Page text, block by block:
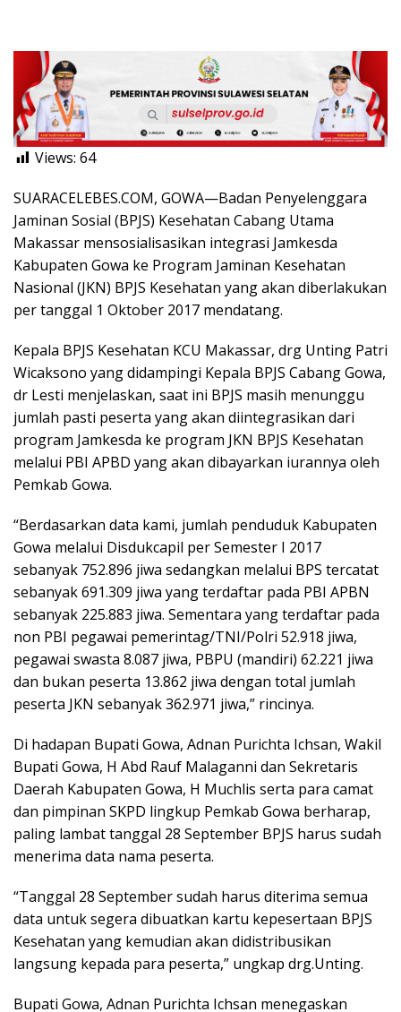
Views: 64
SUARACELEBES.COM, GOWA—Badan Penyelenggara
Jaminan Sosial (BPJS) Kesehatan Cabang Utama
Makassar mensosialisasikan integrasi Jamkesda
Kabupaten Gowa ke Program Jaminan Kesehatan
Nasional (JKN) BPJS Kesehatan yang akan diberlakukan
per tanggal 1 Oktober 2017 mendatang.
Kepala BPJS Kesehatan KCU Makassar, drg Unting Patri
Wicaksono yang didampingi Kepala BPJS Cabang Gowa,
dr Lesti menjelaskan, saat ini BPJS masih menunggu
jumlah pasti peserta yang akan diintegrasikan dari
program Jamkesda ke program JKN BPJS Kesehatan
melalui PBI APBD yang akan dibayarkan iurannya oleh
Pemkab Gowa.
“Berdasarkan data kami, jumlah penduduk Kabupaten
Gowa melalui Disdukcapil per Semester I 2017
sebanyak 752.896 jiwa sedangkan melalui BPS tercatat
sebanyak 691.309 jiwa yang terdaftar pada PBI APBN
sebanyak 225.883 jiwa. Sementara yang terdaftar pada
non PBI pegawai pemerintag/TNI/Polri 52.918 jiwa,
pegawai swasta 8.087 jiwa, PBPU (mandiri) 62.221 jiwa
dan bukan peserta 13.862 jiwa dengan total jumlah
peserta JKN sebanyak 362.971 jiwa,” rincinya.
Di hadapan Bupati Gowa, Adnan Purichta Ichsan, Wakil
Bupati Gowa, H Abd Rauf Malaganni dan Sekretaris
Daerah Kabupaten Gowa, H Muchlis serta para camat
dan pimpinan SKPD lingkup Pemkab Gowa berharap,
paling lambat tanggal 28 September BPJS harus sudah
menerima data nama peserta.
“Tanggal 28 September sudah harus diterima semua
data untuk segera dibuatkan kartu kepesertaan BPJS
Kesehatan yang kemudian akan didistribusikan
langsung kepada para peserta,” ungkap drg.Unting.
Bupati Gowa, Adnan Purichta Ichsan menegaskan